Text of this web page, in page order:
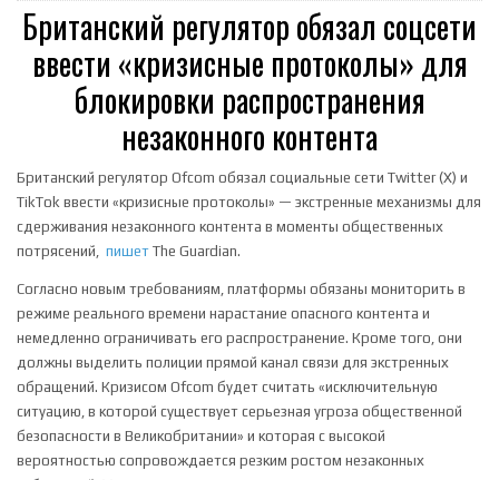
Британский регулятор обязал соцсети
ввести «кризисные протоколы» для
блокировки распространения
незаконного контента
Британский регулятор Ofcom обязал социальные сети Twitter (X) и
TikTok ввести «кризисные протоколы» — экстренные механизмы для
сдерживания незаконного контента в моменты общественных
потрясений, пишет The Guardian.
Согласно новым требованиям, платформы обязаны мониторить в
режиме реального времени нарастание опасного контента и
немедленно ограничивать его распространение. Кроме того, они
должны выделить полиции прямой канал связи для экстренных
обращений. Кризисом Ofcom будет считать «исключительную
ситуацию, в которой существует серьезная угроза общественной
безопасности в Великобритании» и которая с высокой
вероятностью сопровождается резким ростом незаконных